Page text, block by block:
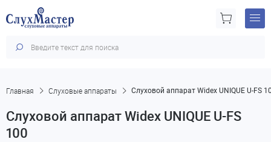
Главная Слуховые аппараты Слуховой аппарат Widex UNIQUE U-FS
Слуховой аппарат Widex UNIQUE U-FS
100